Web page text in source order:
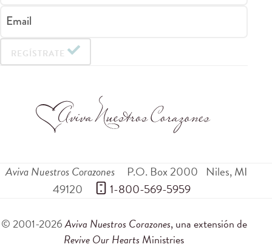
Email
REGÍSTRATE
Aviva Nuestros Corazones P.O. Box 2000 Niles,MI
49120
1-800-569-5959
© 2001-2026Aviva Nuestros Corazones, una extensión de
Revive Our Hearts Ministries